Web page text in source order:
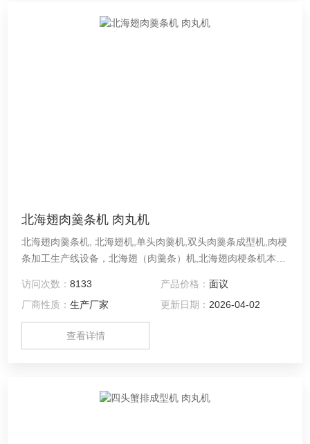
北海翅肉羹条机 肉丸机
北海翅肉羹条机, 北海翅机,单头肉羹机,双头肉羹条成型机,肉梗
条加工生产线设备，北海翅（肉羹条）机,北海翅肉梗条机本产
肉羹、北海翅等产品，其生产出产品形状美观、大小均匀，具
有高的产能，设备的运行稳定，该机设计合理、操作简单、清
洗方便。与食品接触部件均符合国际食品卫生标准，
访问次数：8133 产品价格： 面议
厂商性质：生产厂家 更新日期： 2026-04-02
查看详情